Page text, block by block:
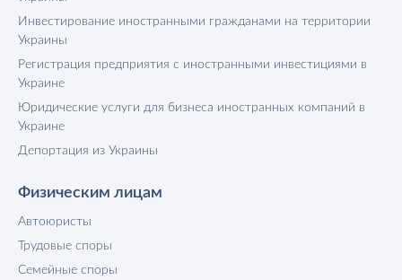
Инвестирование иностранными гражданами на территории
Украины
Регистрация предприятия с иностранными инвестициями в
Украине
Юридические услуги для бизнеса иностранных компаний в
Украине
Депортация из Украины
Физическим лицам
Автоюристы
Трудовые споры
Семейные споры